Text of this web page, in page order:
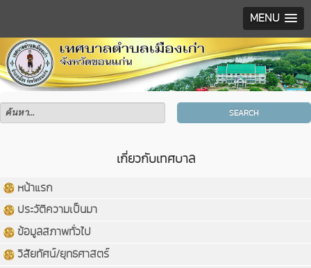
MENU
SEARCH
เกี่ยวกับเทศบาล
หน้าแรก
ประวัติความเป็นมา
ข้อมูลสภาพทั่วไป
วิสัยทัศน์/ยุทธศาสตร์